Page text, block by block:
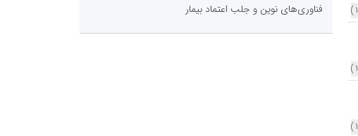
فناوری‌های نوین و جلب اعتماد بیمار